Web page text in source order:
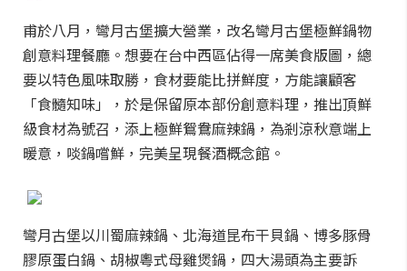
甫於八月，彎月古堡擴大營業，改名彎月古堡極鮮鍋物
創意料理餐廳。想要在台中西區佔得一席美食版圖，總
要以特色風味取勝，食材要能比拼鮮度，方能讓顧客
「食髓知味」，於是保留原本部份創意料理，推出頂鮮
級食材為號召，添上極鮮鴛鴦麻辣鍋，為剎涼秋意端上
暖意，啖鍋嚐鮮，完美呈現餐酒概念館。
彎月古堡以川蜀麻辣鍋、北海道昆布干貝鍋、博多豚骨
膠原蛋白鍋、胡椒粵式母雞煲鍋，四大湯頭為主要訴